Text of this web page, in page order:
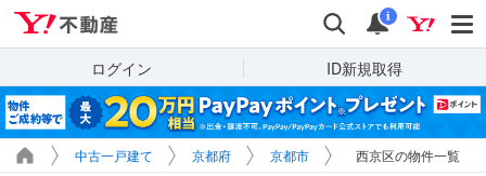
検索 通知
i
ログイン ID新規取得
中古一戸建て 京都府 京都市 西京区の物件一覧